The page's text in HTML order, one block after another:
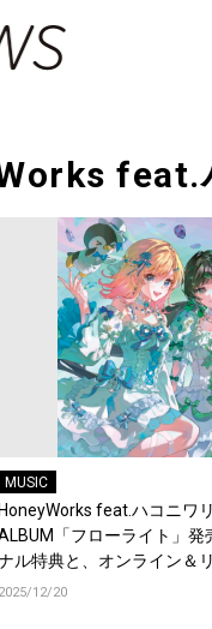
feat.
MUSIC
HoneyWorks feat.ハコニワ
「フローライト」発
ル特典と、オンライン＆
ントも開催！
2025/12/20